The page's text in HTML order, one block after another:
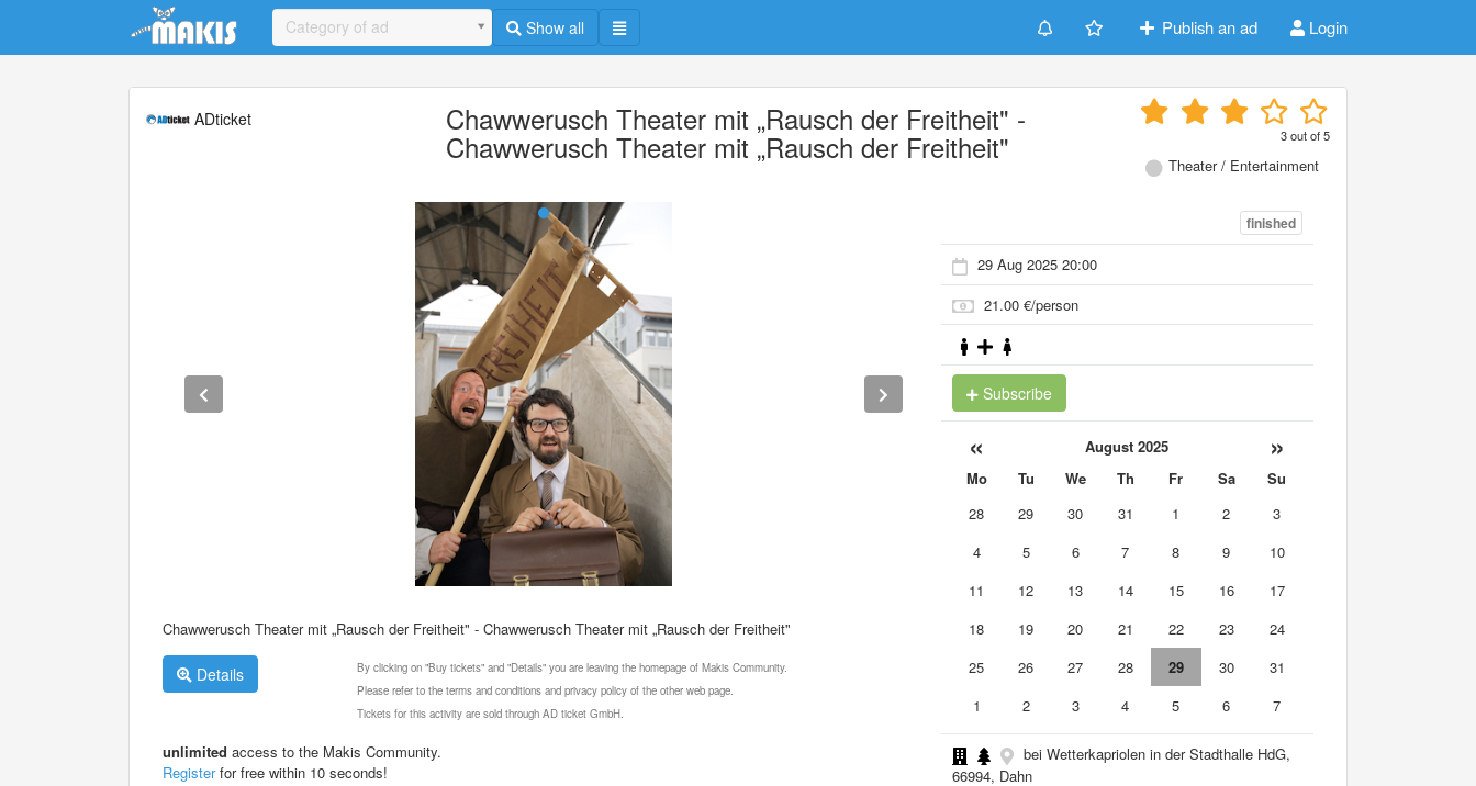
Update cookies preferences
Category of ad Show all Publish an ad Login
ADticket Chawwerusch Theater mit „Rausch der Freitheit" -
Chawwerusch Theater mit „Rausch der Freitheit" 3out of5
Theater / Entertainment
Chawwerusch Theater mit „Rausch der Freitheit" - Chawwerusch Theater mit „Rausch der Freitheit"
Details
By clicking on "Buy tickets" and "Details" you are leaving the homepage of Makis Community.
Please refer to the terms and conditions and privacy policy of the other web page.
Tickets for this activity are sold through AD ticket GmbH.
unlimited access to the Makis Community.
Registerfor free within 10 seconds!
finished
29 Aug 2025 20:00
21.00 €/person
Subscribe
« August 2025 »
Mo Tu We Th Fr Sa
Su
28
29 30 31 1 2
3
4
5 6 7 8 9
10
11
12 13 14 15 16
17
18
19 20 21 22 23
24
25
26 27 28 29 30
31
1
2 3 4 5 6 7
bei Wetterkapriolen in der Stadthalle HdG,
66994, Dahn